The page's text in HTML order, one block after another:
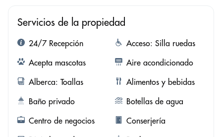
Servicios de la propiedad
24/7 Recepción
Acceso: Silla ruedas
Acepta mascotas
Aire acondicionado
Alberca: Toallas
Alimentos y bebidas
Baño privado
Botellas de agua
Centro de negocios
Conserjería